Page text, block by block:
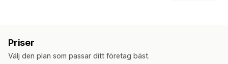
En sida med alla recensioner
Höjdpunkter från recensioner
Priser
Välj den plan som passar ditt företag bäst.